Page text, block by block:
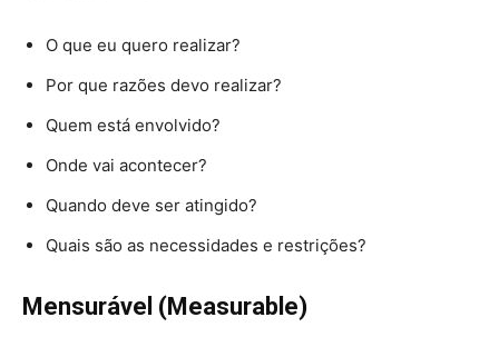
O que eu quero realizar?
Por que razões devo realizar?
Quem está envolvido?
Onde vai acontecer?
Quando deve ser atingido?
Quais são as necessidades e restrições?
M ensurável (Measurable)